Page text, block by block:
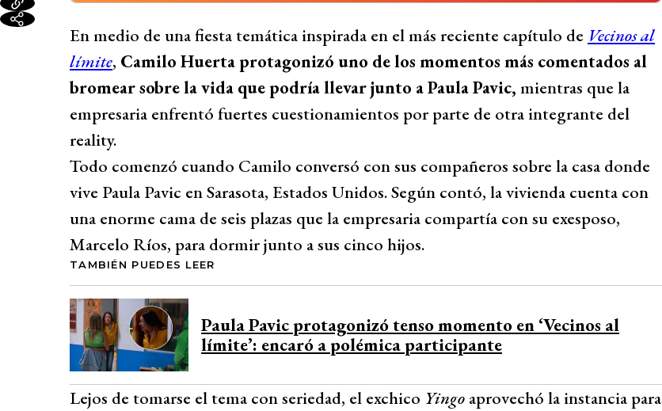
Camilo Huerta protagoniza divertida broma en fiesta temática de Vecinos al límite,
bromean sobre vida con Paula Pavic y su enorme cama de seis plazas. Paula Pavic
enfrenta cuestionamientos por supuesta actitud cizañera, cruce tenso con Carolina.
Joche Bibbó cierra puerta a reconciliación con Pastorino tras fuerte discusión,
reflexiona sobre pasado con alcohol y drogas, descarta retomar amistad tras
desencuentros.
Desarrollado por Bío Bío Comunicaciones
En medio de una fiesta temática inspirada en el más reciente capítulo de Vecinos al
límite, Camilo Huerta protagonizó uno de los momentos más comentados al
bromear sobre la vida que podría llevar junto a Paula Pavic, mientras que la
empresaria enfrentó fuertes cuestionamientos por parte de otra integrante del
reality.
Todo comenzó cuando Camilo conversó con sus compañeros sobre la casa donde
vive Paula Pavic en Sarasota, Estados Unidos. Según contó, la vivienda cuenta con
una enorme cama de seis plazas que la empresaria compartía con su exesposo,
Marcelo Ríos, para dormir junto a sus cinco hijos.
TAMBIÉN PUEDES LEER
Paula Pavic protagonizó tenso momento en ‘Vecinos al
límite’: encaró a polémica participante
Lejos de tomarse el tema con seriedad, el exchico Yingo aprovechó la instancia para